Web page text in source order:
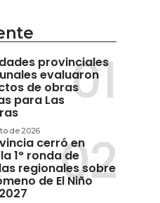
provinciales
evaluaron
de obras
para Las
de 2026
cerró en
1° ronda de
regionales sobre
de El Niño